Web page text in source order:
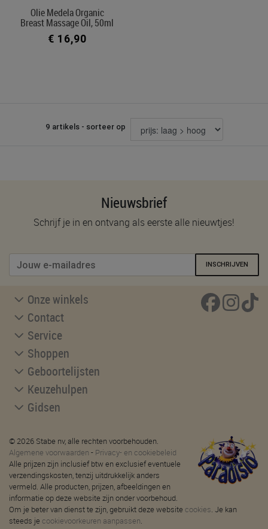
Olie Medela Organic
Breast Massage Oil, 50ml
€ 16,90
9 artikels - sorteer op
Nieuwsbrief
Schrijf je in en ontvang als eerste alle nieuwtjes!
INSCHRIJVEN
Onze winkels
Contact
Service
Shoppen
Geboortelijsten
Keuzehulpen
Gidsen
© 2026 Stabe nv, alle rechten voorbehouden.
Algemene voorwaarden - Privacy- en cookiebeleid
Alle prijzen zijn inclusief btw en exclusief eventuele
verzendingskosten, tenzij uitdrukkelijk anders
vermeld. Alle producten, prijzen, afbeeldingen en
informatie op deze website zijn onder voorbehoud.
Om je beter van dienst te zijn, gebruikt deze website cookies. Je kan
steeds je cookievoorkeuren aanpassen.